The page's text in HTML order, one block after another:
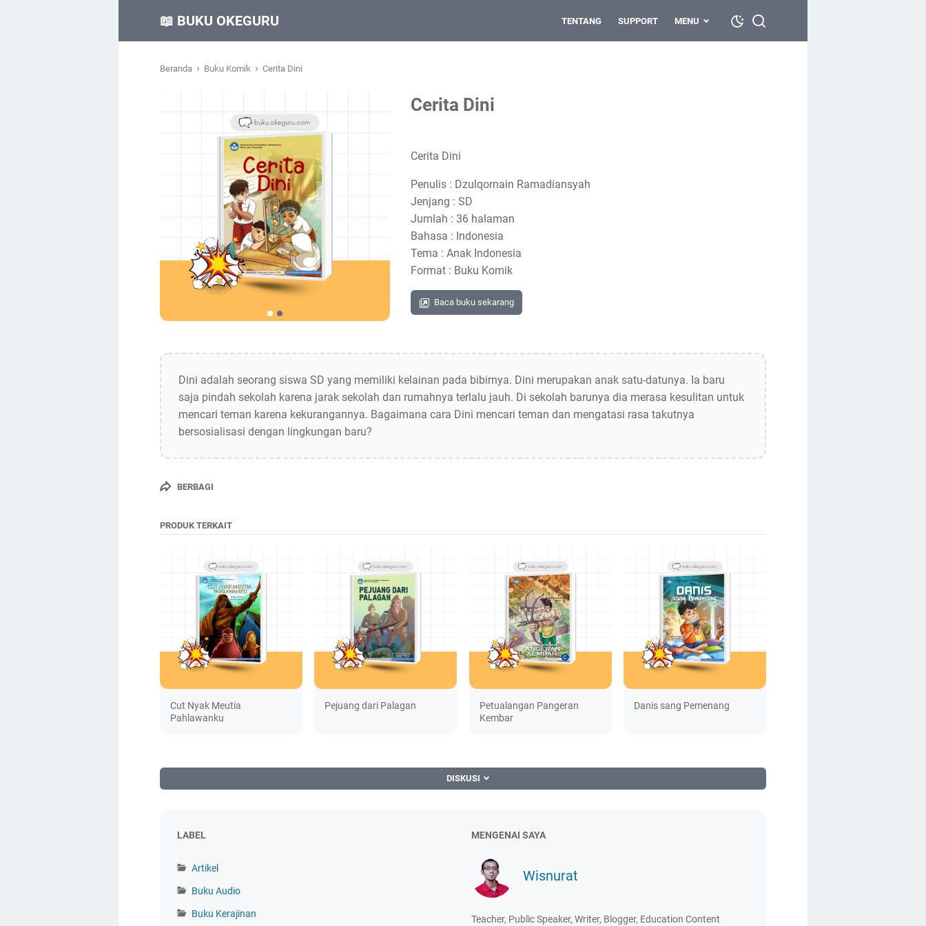
📖 BUKU OKEGURU TENTANG SUPPORT MENU
Beranda › Buku Komik › Cerita Dini
Cerita Dini
Cerita Dini
Penulis : Dzulqornain Ramadiansyah
Jenjang : SD
Jumlah : 36 halaman
Bahasa : Indonesia
Tema : Anak Indonesia
Format : Buku Komik
Baca buku sekarang
Dini adalah seorang siswa SD yang memiliki kelainan pada bibirnya. Dini merupakan anak satu-datunya. Ia baru
saja pindah sekolah karena jarak sekolah dan rumahnya terlalu jauh. Di sekolah barunya dia merasa kesulitan untuk
mencari teman karena kekurangannya. Bagaimana cara Dini mencari teman dan mengatasi rasa takutnya
bersosialisasi dengan lingkungan baru?
BERBAGI
PRODUK TERKAIT
Cut Nyak Meutia
Pahlawanku
Pejuang dari Palagan
Petualangan Pangeran
Kembar
Danis sang Pemenang
DISKUSI
LABEL
Artikel
Buku Audio
Buku Kerajinan
MENGENAI SAYA
Wisnurat
Teacher, Public Speaker, Writer, Blogger, Education Content